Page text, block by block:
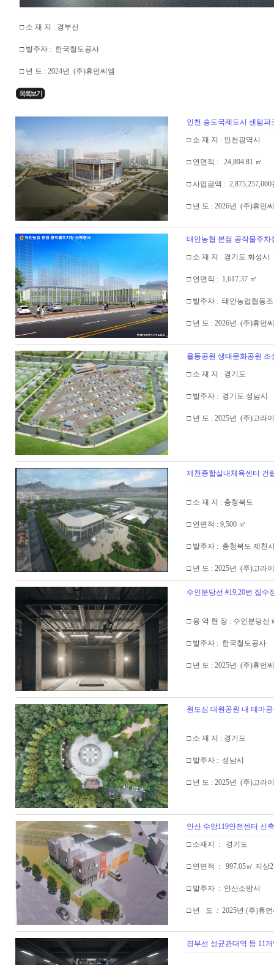
□ 소 재 지 : 경부선
□ 발주자 : 한국철도공사
□ 년 도 : 2024년 (주)휴먼씨엠
인천 송도국제도시 센텀파
□ 소 재 지 : 인천광역시
□ 연면적 : 24,894.81 ㎡
□ 사업금액 : 2,875,257,000
□ 년 도 : 2026년 (주)휴먼
태안농협 본점 공작물주차
□ 소 재 지 : 경기도 화성시
□ 연면적 : 1,617.37 ㎡
□ 발주자 : 태안농업협동
□ 년 도 : 2026년 (주)휴먼
율동공원 생태문화공원 조
□ 소 재 지 : 경기도
□ 발주자 : 경기도 성남시
□ 년 도 : 2025년 (주)고라
제천종합실내체육센터 건
□ 소 재 지 : 충청북도
□ 연면적 : 9,500 ㎡
□ 발주자 : 충청북도 제천
□ 년 도 : 2025년 (주)고라
수인분당선 #19,20번 집수
□ 용 역 현 장 : 수인분당선
□ 발주자 : 한국철도공사
□ 년 도 : 2025년 (주)휴먼
원도심 대원공원 내 테마
□ 소 재 지 : 경기도
□ 발주자 : 성남시
□ 년 도 : 2025년 (주)고라
안산 수암119안전센터 신
□ 소재지 : 경기도
□ 연면적 : 997.05㎡ 지상
□ 발주자 : 안산소방서
□ 년 도 : 2025년 (주)휴먼
경부선 성균관대역 등 11